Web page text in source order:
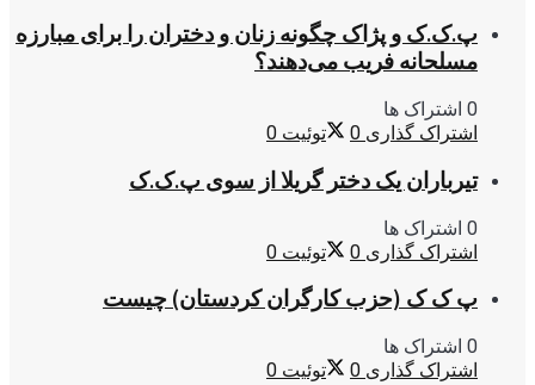
پ.ک.ک و پژاک چگونه زنان و دختران را برای مبارزه
مسلحانه فریب می‌دهند؟
0 اشتراک ها
اشتراک گذاری 0 توئیت 0
تیرباران یک دختر گریلا از سوی پ.ک.ک
0 اشتراک ها
اشتراک گذاری 0 توئیت 0
پ ک ک (حزب کارگران کردستان) چیست
0 اشتراک ها
اشتراک گذاری 0 توئیت 0